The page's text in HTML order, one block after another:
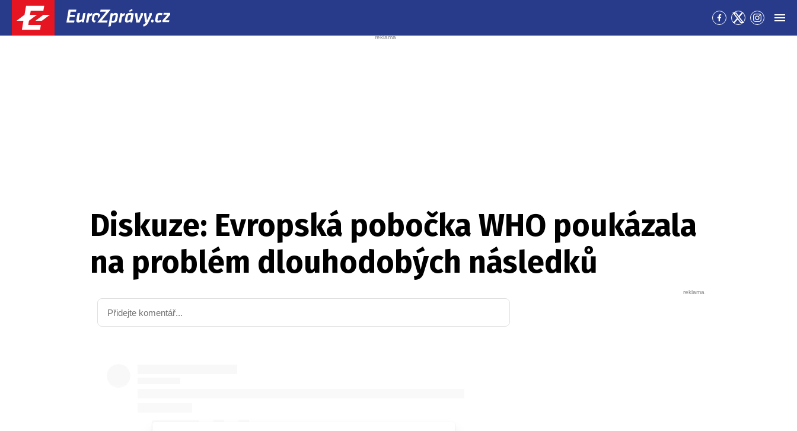
Přejít
na
Přejít
na
Přejít
na
Diskuze: Evropská pobočka WHO poukázala
na problém dlouhodobých následků